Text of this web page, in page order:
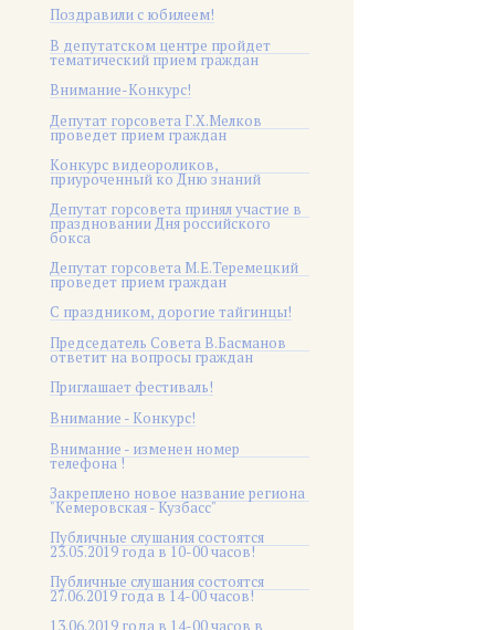
Поздравили с юбилеем!
В депутатском центре пройдет
тематический прием граждан
Внимание-Конкурс!
Депутат горсовета Г.Х.Мелков
проведет прием граждан
Конкурс видеороликов,
приуроченный ко Дню знаний
Депутат горсовета принял участие в
праздновании Дня российского
бокса
Депутат горсовета М.Е.Теремецкий
проведет прием граждан
С праздником, дорогие тайгинцы!
Председатель Совета В.Басманов
ответит на вопросы граждан
Приглашает фестиваль!
Внимание - Конкурс!
Внимание - изменен номер
телефона !
Закреплено новое название региона
"Кемеровская - Кузбасс"
Публичные слушания состоятся
23.05.2019 года в 10-00 часов!
Публичные слушания состоятся
27.06.2019 года в 14-00 часов!
13.06.2019 года в 14-00 часов в